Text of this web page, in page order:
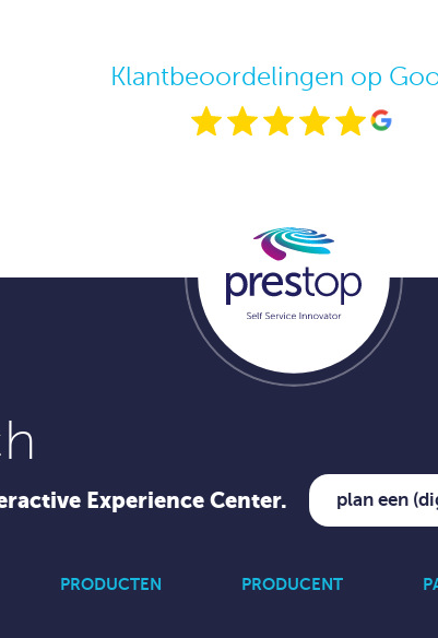
Klantbeoordelingen op
Experience Center. plan een
PRODUCTEN PRODUCENT